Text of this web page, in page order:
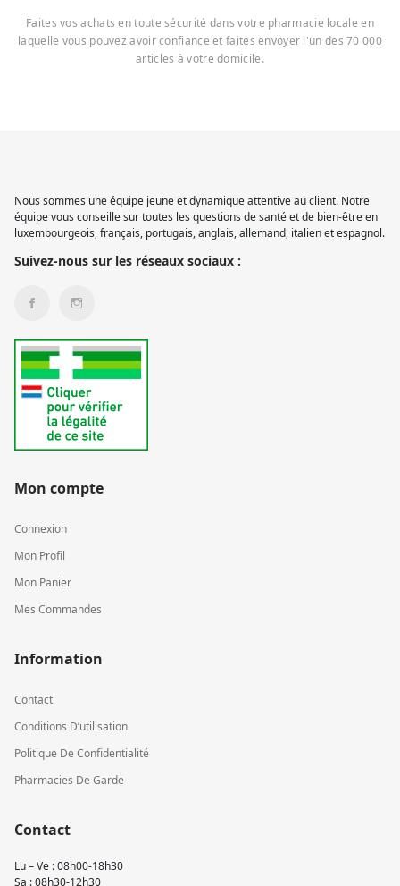
Faites vos achats en toute sécurité dans votre pharmacie locale en
laquelle vous pouvez avoir confiance et faites envoyer l'un des 70 000
articles à votre domicile.
Nous sommes une équipe jeune et dynamique attentive au client. Notre
équipe vous conseille sur toutes les questions de santé et de bien-être en
luxembourgeois, français, portugais, anglais, allemand, italien et espagnol.
Suivez-nous sur les réseaux sociaux :
Mon compte
Connexion
Mon Profil
Mon Panier
Mes Commandes
Information
Contact
Conditions D’utilisation
Politique De Confidentialité
Pharmacies De Garde
Contact
Lu – Ve : 08h00-18h30
Sa : 08h30-12h30